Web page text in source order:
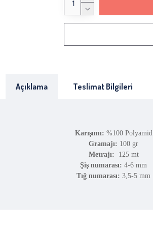
Açıklama Teslimat Bilgileri
Karışımı: %100 Polyamid
Gramajı: 100 gr
Metrajı:
125 mt
Şiş numarası: 4-6 mm
Tığ numarası: 3,5-5 mm